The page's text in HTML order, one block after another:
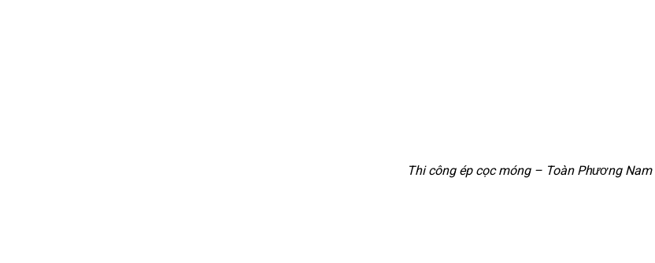
Thi công ép cọc móng – Toàn Phương Nam